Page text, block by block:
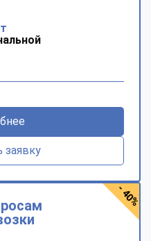
заявку
- 40%